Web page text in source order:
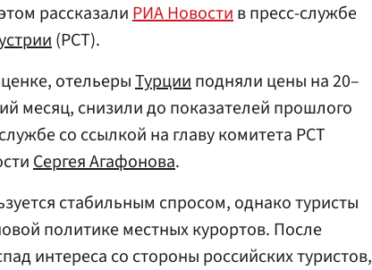
рассказалиРИА Новостив пресс-службе
(РСТ).
отельерыТурцииподняли цены на 20–
месяц, снизили до показателей прошлого
со ссылкой на главу комитета РСТ
Сергея Агафонова.
стабильным спросом, однако туристы
политике местных курортов. После
интереса со стороны российских туристов,